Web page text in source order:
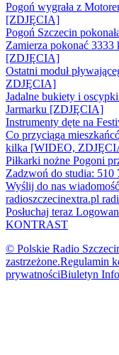
Pogoń wygrała z
[ZDJĘCIA]
Pogoń Szczecin
Zamierza pokonać
[ZDJĘCIA]
Ostatni moduł
ZDJĘCIA]
Jadalne bukiety i
Jarmarku [ZDJĘCIA]
Instrumenty dęte na
Co przyciąga
kilka [WIDEO,
Piłkarki nożne Pogoni
Zadzwoń do studia: 510
Wyślij do nas wiadomość
radioszczecinextra.pl
Posłuchaj teraz
KONTRAST
© Polskie Radio
zastrzeżone.Regulamin
prywatnościBiuletyn